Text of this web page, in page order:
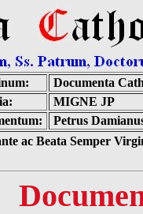
Documenta
MIGNE JP
Petrus
ac Beata Semper